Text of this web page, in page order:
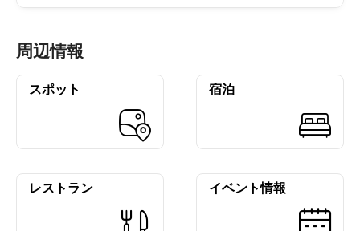
周辺情報
スポット 宿泊
レストラン イベント情報